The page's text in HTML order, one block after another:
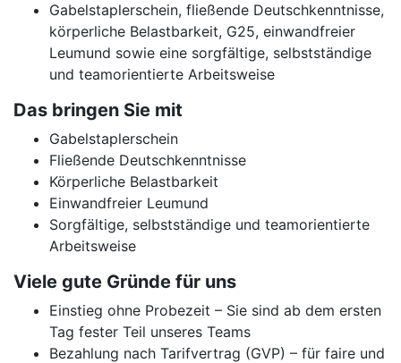
Gabelstaplerschein, fließende Deutschkenntnisse,
körperliche Belastbarkeit, G25, einwandfreier
Leumund sowie eine sorgfältige, selbstständige
und teamorientierte Arbeitsweise
Das bringen Sie mit
Gabelstaplerschein
Fließende Deutschkenntnisse
Körperliche Belastbarkeit
Einwandfreier Leumund
Sorgfältige, selbstständige und teamorientierte
Arbeitsweise
Viele gute Gründe für uns
Einstieg ohne Probezeit – Sie sind ab dem ersten
Tag fester Teil unseres Teams
Bezahlung nach Tarifvertrag (GVP) – für faire und